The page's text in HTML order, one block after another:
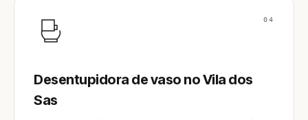
04
Desentupidora de vaso no Vila dos
Sas